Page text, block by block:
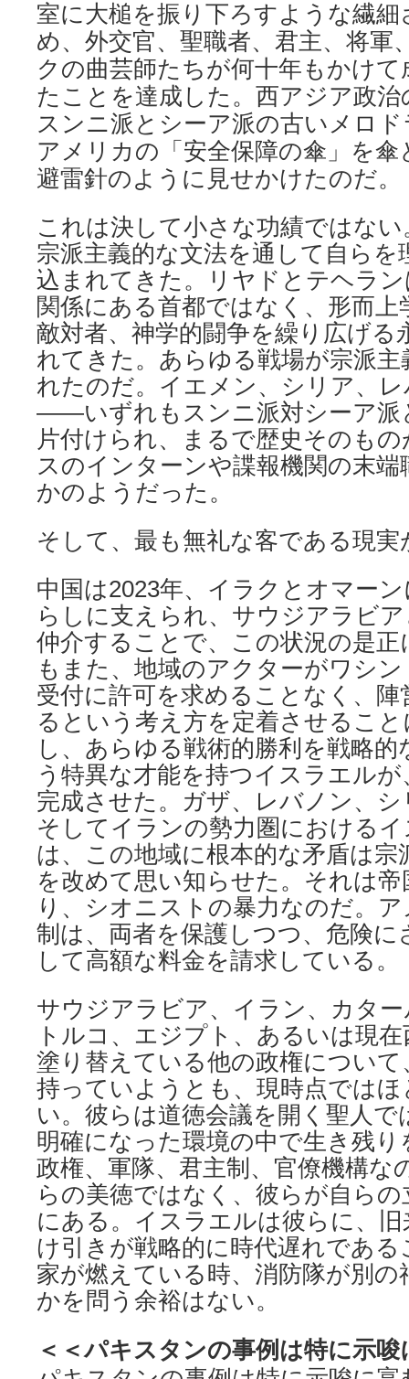
室に大槌を振り下ろすような繊
め、外交官、聖職者、君主、将軍
クの曲芸師たちが何十年もかけ
たことを達成した。西アジア政
スンニ派とシーア派の古いメロ
アメリカの「安全保障の傘」を
避雷針のように見せかけたのだ。
これは決して小さな功績ではな
宗派主義的な文法を通して自ら
込まれてきた。リヤドとテヘラ
関係にある首都ではなく、形而上
敵対者、神学的闘争を繰り広げる
れてきた。あらゆる戦場が宗派
れたのだ。イエメン、シリア、
――いずれもスンニ派対シーア派
片付けられ、まるで歴史そのも
スのインターンや諜報機関の末
かのようだった。
そして、最も無礼な客である現
中国は2023年、イラクとオマー
らしに支えられ、サウジアラビ
仲介することで、この状況の是
もまた、地域のアクターがワシ
受付に許可を求めることなく、
るという考え方を定着させるこ
し、あらゆる戦術的勝利を戦略
う特異な才能を持つイスラエル
完成させた。ガザ、レバノン、
そしてイランの勢力圏における
は、この地域に根本的な矛盾は
を改めて思い知らせた。それは
り、シオニストの暴力なのだ。
制は、両者を保護しつつ、危険
して高額な料金を請求している。
サウジアラビア、イラン、カタ
トルコ、エジプト、あるいは現
塗り替えている他の政権につい
持っていようとも、現時点では
い。彼らは道徳会議を開く聖人
明確になった環境の中で生き残
政権、軍隊、君主制、官僚機構な
らの美徳ではなく、彼らが自ら
にある。イスラエルは彼らに、
け引きが戦略的に時代遅れであ
家が燃えている時、消防隊が別
かを問う余裕はない。
＜＜パキスタンの事例は特に示唆